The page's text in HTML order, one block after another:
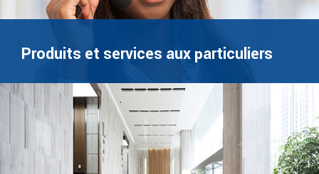
Produits et services aux particuliers